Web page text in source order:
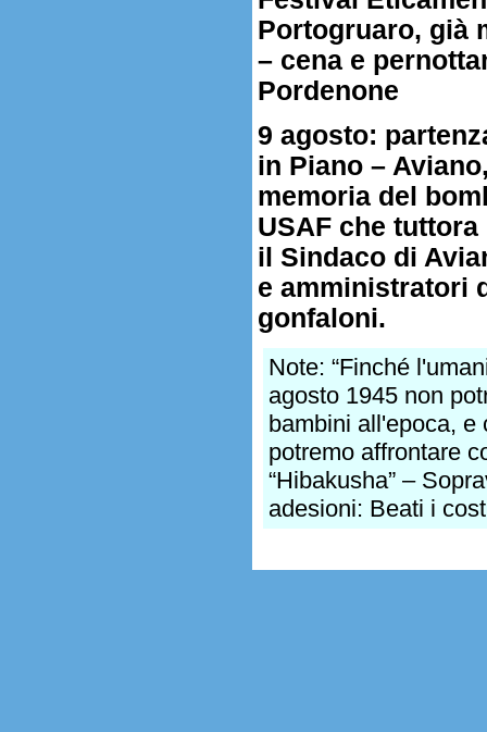
Portogruaro, già
– cena e
Pordenone
9 agosto:
in Piano –
memoria del
USAF che
il Sindaco di
e amministratori
gonfaloni.
Note: “Finché
agosto 1945 non
bambini all'epoca, e
potremo affrontare
“Hibakusha” –
adesioni: Beati i